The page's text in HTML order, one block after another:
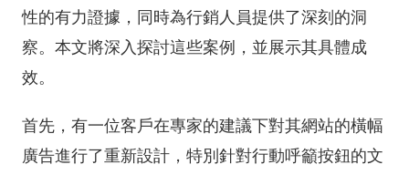
性的有力證據，同時為行銷人員提供了深刻的洞
察。本文將深入探討這些案例，並展示其具體成
效。
首先，有一位客戶在專家的建議下對其網站的橫幅
廣告進行了重新設計，特別針對行動呼籲按鈕的文